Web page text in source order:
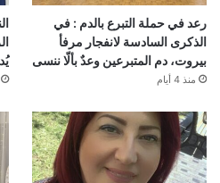
رعد في حملة التبرع بالدم : في
الذكرى السادسة لانفجار مرفأ
بيروت، دم المتبرعين وعدٌ بألّا ننسى
منذ 4 أيام